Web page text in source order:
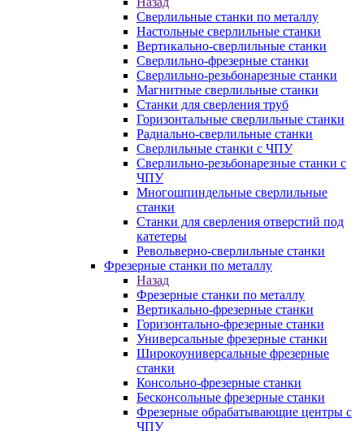
Сверлильные станки по металлу
Настольные сверлильные станки
Вертикально-сверлильные станки
Сверлильно-фрезерные станки
Сверлильно-резьбонарезные станки
Магнитные сверлильные станки
Станки для сверления труб
Горизонтальные сверлильные станки
Радиально-сверлильные станки
Сверлильные станки с ЧПУ
Сверлильно-резьбонарезные станки с
ЧПУ
Многошпиндельные сверлильные
станки
Станки для сверления отверстий под
катетеры
Револьверно-сверлильные станки
Фрезерные станки по металлу
Назад
Фрезерные станки по металлу
Вертикально-фрезерные станки
Горизонтально-фрезерные станки
Универсальные фрезерные станки
Широкоуниверсальные фрезерные
станки
Консольно-фрезерные станки
Бесконсольные фрезерные станки
Фрезерные обрабатывающие центры с
ЧПУ